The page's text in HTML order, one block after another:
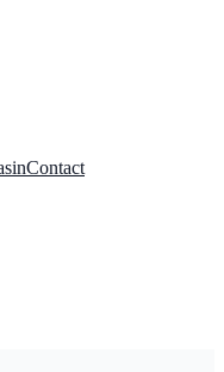
Contact